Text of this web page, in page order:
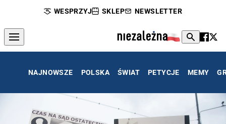
WESPRZYJ SKLEP NEWSLETTER
NAJNOWSZE POLSKA ŚWIAT PETYCJE MEMY